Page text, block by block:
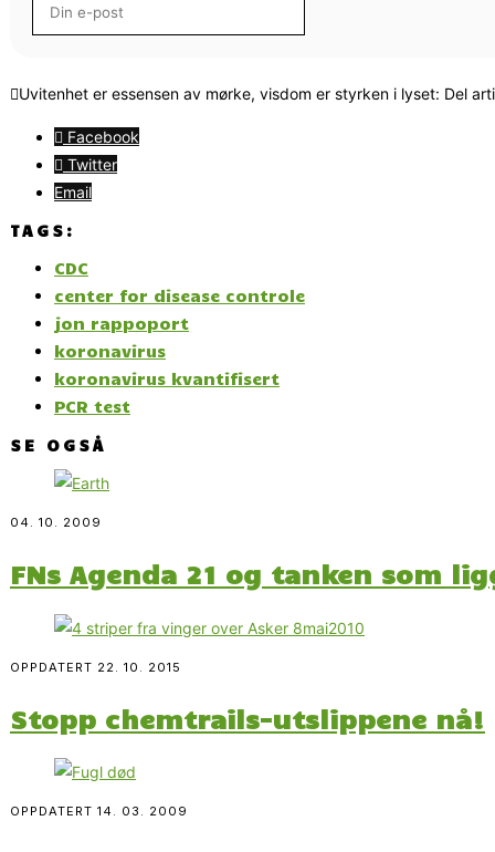
Uvitenhet er essensen av mørke, visdom er styrken i lyset: Del
Facebook
Twitter
Email
TAGS:
CDC
center for disease controle
jon rappoport
koronavirus
koronavirus kvantifisert
PCR test
SE OGSÅ
04. 10. 2009
FNs Agenda 21 og tanken som
OPPDATERT 22. 10. 2015
Stopp chemtrails-utslippene nå!
OPPDATERT 14. 03. 2009